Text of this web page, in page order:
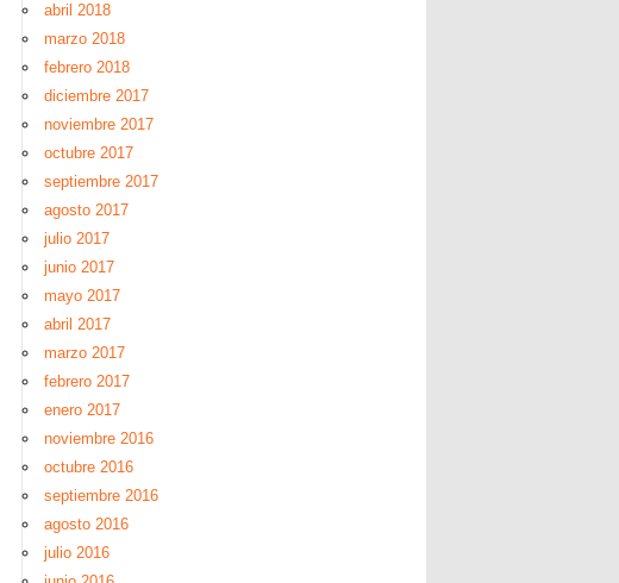
abril 2018
marzo 2018
febrero 2018
diciembre 2017
noviembre 2017
octubre 2017
septiembre 2017
agosto 2017
julio 2017
junio 2017
mayo 2017
abril 2017
marzo 2017
febrero 2017
enero 2017
noviembre 2016
octubre 2016
septiembre 2016
agosto 2016
julio 2016